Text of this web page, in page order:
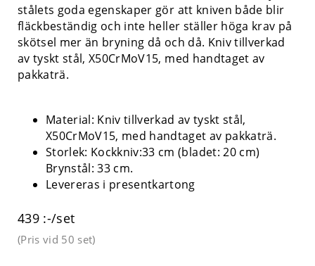
stålets goda egenskaper gör att kniven både blir
fläckbeständig och inte heller ställer höga krav på
skötsel mer än bryning då och då. Kniv tillverkad
av tyskt stål, X50CrMoV15, med handtaget av
pakkaträ.
Material: Kniv tillverkad av tyskt stål,
X50CrMoV15, med handtaget av pakkaträ.
Storlek: Kockkniv:33 cm (bladet: 20 cm)
Brynstål: 33 cm.
Levereras i presentkartong
439 :-/set
(Pris vid 50 set)